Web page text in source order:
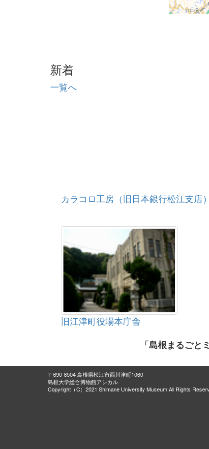
新着
一覧へ
カラコロ工房（旧日本銀行松江支店）
旧江津町役場本庁舎
「島根まるごと
〒690-8504 島根県松江市西川津町1060
島根大学総合博物館アシカル
Copyright（C）2021 Shimane University Museum All Rights